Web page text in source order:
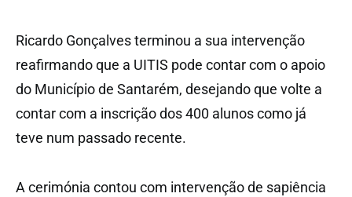
Ricardo Gonçalves terminou a sua intervenção
reafirmando que a UITIS pode contar com o apoio
do Município de Santarém, desejando que volte a
contar com a inscrição dos 400 alunos como já
teve num passado recente.
A cerimónia contou com intervenção de sapiência